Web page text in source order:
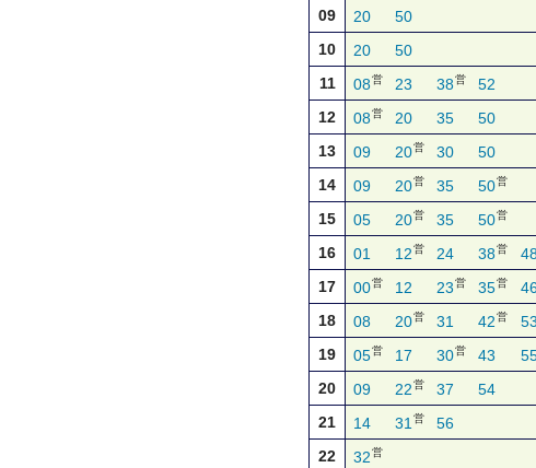
09
20 50
10
20 50
11
08営 23 38営 52
12
08営 20 35 50
13
09 20営 30 50
14
09 20営 35 50営
15
05 20営 35 50営
16
01 12営 24 38営
17 00営 12 23 営 35営
18 08 20営 31 42 営 53
19 05営 17 30営 43
20
09 22営 37 54
21
14 31 営 56
22 32営